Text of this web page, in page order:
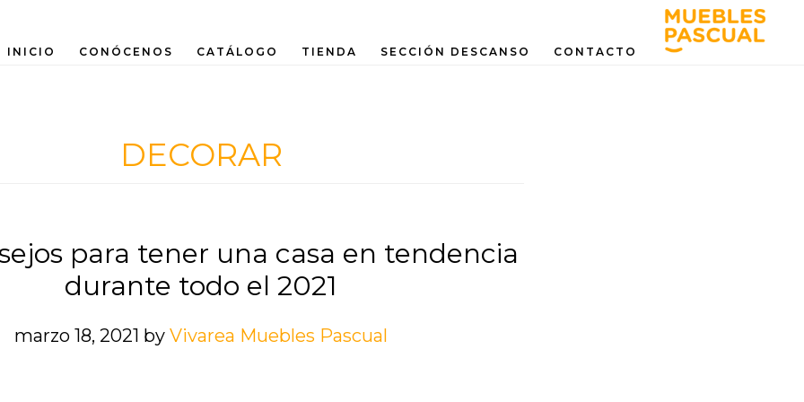
INICIO CONÓCENOS CATÁLOGO TIENDA SECCIÓN DESCANSO CONTACTO
DECORAR
para tener una casa en tendencia
durante todo el 2021
marzo 18, 2021 by Vivarea Muebles Pascual